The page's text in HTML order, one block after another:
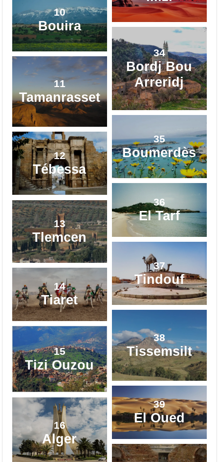
10
Bouira
11
Tamanrasset
12
Tébessa
13
Tlemcen
14
Tiaret
15
Tizi Ouzou
16
Alger
34
Bordj Bou
Arreridj
35
Boumerdès
36
El Tarf
37
Tindouf
38
Tissemsilt
39
El Oued